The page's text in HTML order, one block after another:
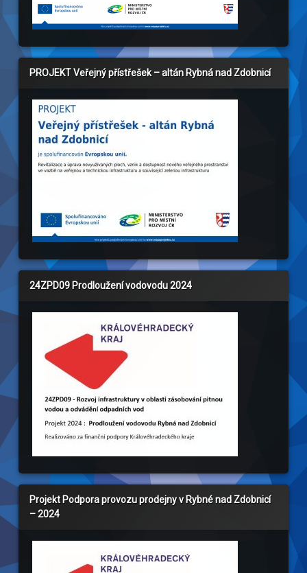
PROJEKT Veřejný přístřešek – altán Rybná nad Zdobnicí
24ZPD09 Prodloužení vodovodu 2024
Projekt Podpora provozu prodejny v Rybné nad Zdobnicí
– 2024